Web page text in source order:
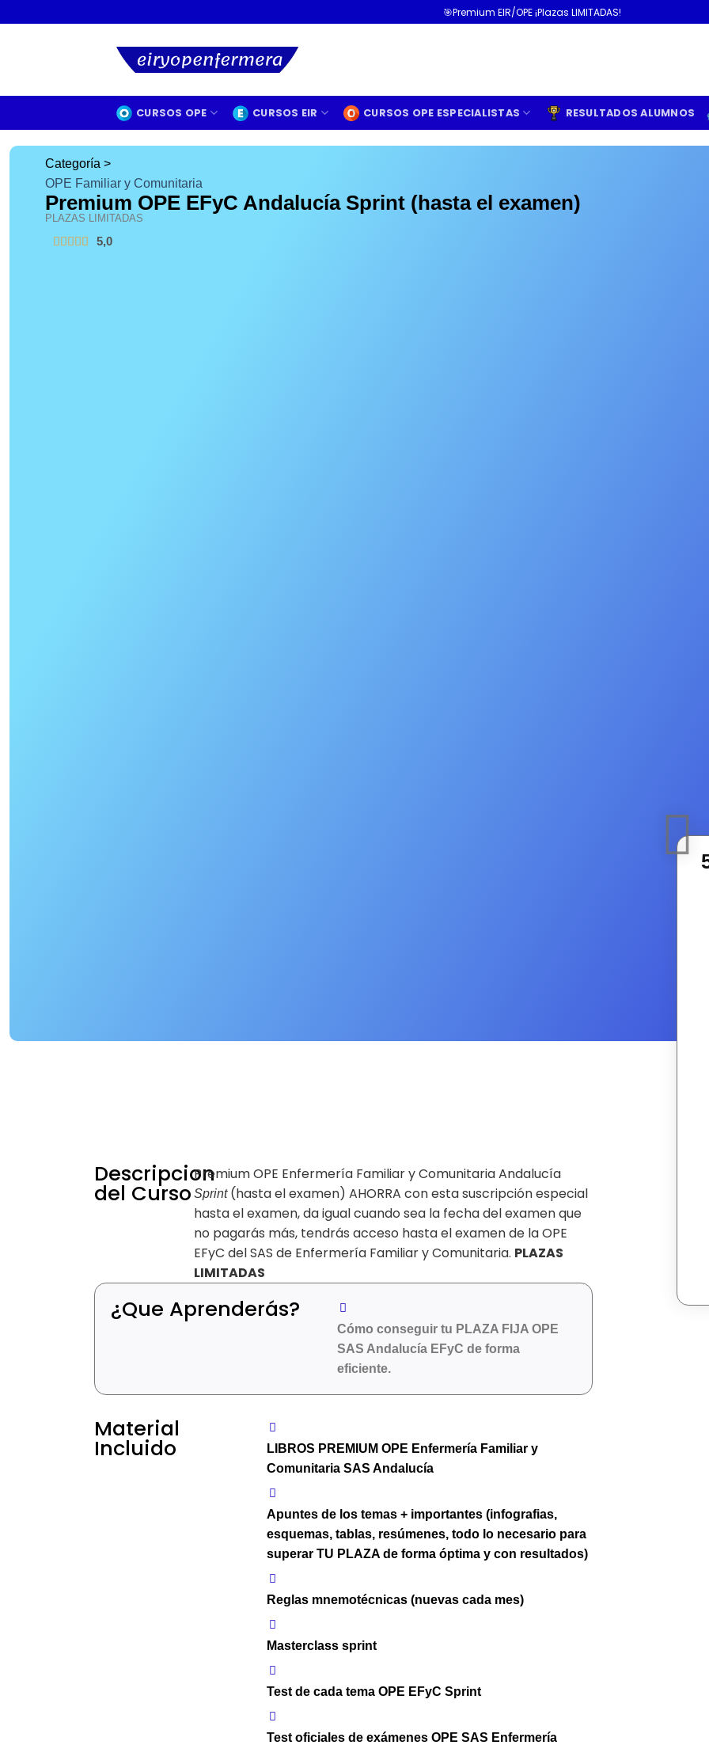
🎯Premium EIR/OPE ¡Plazas LIMITADAS!
CURSOS OPE CURSOS EIR CURSOS OPE ESPECIALISTAS RESULTADOS ALUMNOS
Categoría >
OPE Familiar y Comunitaria
Premium OPE EFyC Andalucía Sprint (hasta el examen)
PLAZAS LIMITADAS
5,0
Descripcion
del Curso
Premium OPE Enfermería Familiar y Comunitaria Andalucía
Sprint(hasta el examen) AHORRA con esta suscripción especial
hasta el examen, da igual cuando sea la fecha del examen que
no pagarás más, tendrás acceso hasta el examen de la OPE
EFyC del SAS de Enfermería Familiar y Comunitaria. PLAZAS
LIMITADAS
¿Que Aprenderás?
Cómo conseguir tu PLAZA FIJA OPE
SAS Andalucía EFyC de forma
eficiente.
Material
Incluido
LIBROS PREMIUM OPE Enfermería Familiar y
Comunitaria SAS Andalucía
Apuntes de los temas + importantes (infografias,
esquemas, tablas, resúmenes, todo lo necesario para
superar TU PLAZA de forma óptima y con resultados)
Reglas mnemotécnicas (nuevas cada mes)
Masterclass sprint
Test de cada tema OPE EFyC Sprint
Test oficiales de exámenes OPE SAS Enfermería